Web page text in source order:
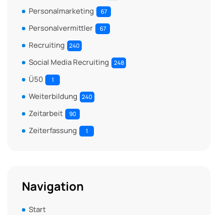
Personalmarketing 67
Personalvermittler 67
Recruiting 240
Social Media Recruiting 248
Ü50 1
Weiterbildung 240
Zeitarbeit 90
Zeiterfassung 1
Navigation
Start